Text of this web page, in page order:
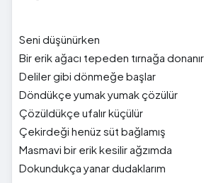
Seni düşünürken
Bir erik ağacı tepeden tırnağa donanır
Deliler gibi dönmeğe başlar
Döndükçe yumak yumak çözülür
Çözüldükçe ufalır küçülür
Çekirdeği henüz süt bağlamış
Masmavi bir erik kesilir ağzımda
Dokundukça yanar dudaklarım